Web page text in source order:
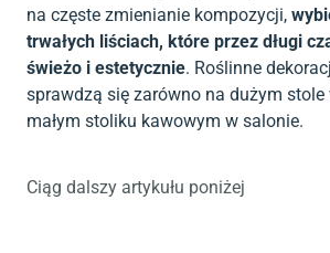
na częste zmienianie kompozycji,
trwałych liściach, które przez długi
świeżo i estetycznie. Roślinne
sprawdzą się zarówno na dużym
małym stoliku kawowym w salonie.
Ciąg dalszy artykułu poniżej